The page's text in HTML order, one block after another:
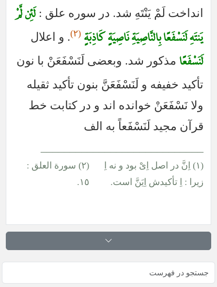
انداخت لَمْ يَنْتَهِ شد. در سوره علق : لَئِن لَّمْ
يَنتَهِ لَنَسْفَعًا بِالنَّاصِيَةِ نَاصِيَةٍ كَاذِبَةٍ (٢) . و اعلال
لَنَسْفَعًا مذكور شد. وبعضى لَنَسْفَعَنْ با نون
تأكيد خفيفه و لَنَسْفَعَنَّ بنون تأكيد ثقيله
ولا نَسْفَعَنْ خوانده اند و در كتابت خط
قرآن مجيد لَنَسْفَعاً به الف
(١) اِنَّ در اصل اِىْ بود و نه اِ
زيرا : اِ تأكيدش اِيَنَّ است.
(٢) سورة العلق :
١٥.